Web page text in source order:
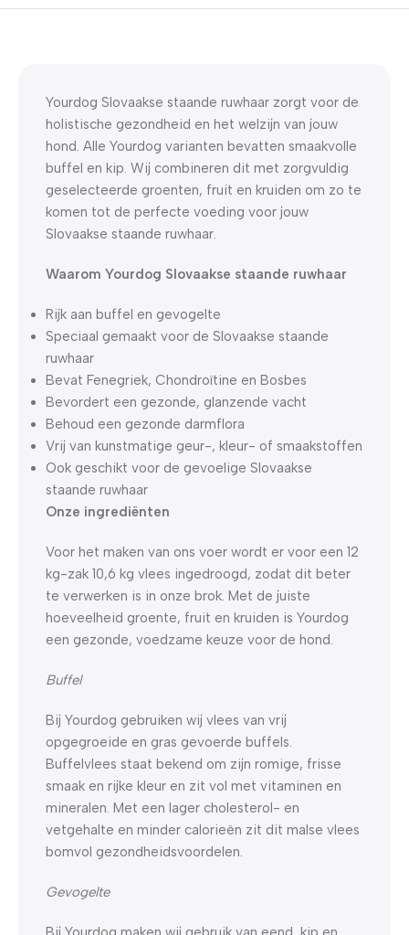
5% korting met code
Yourdog Slovaakse staande ruwhaar zorgt voor de
holistische gezondheid en het welzijn van jouw
hond. Alle Yourdog varianten bevatten smaakvolle
buffel en kip. Wij combineren dit met zorgvuldig
geselecteerde groenten, fruit en kruiden om zo te
komen tot de perfecte voeding voor jouw
Slovaakse staande ruwhaar.
Waarom Yourdog Slovaakse staande ruwhaar
Rijk aan buffel en gevogelte
Speciaal gemaakt voor de Slovaakse staande
ruwhaar
Bevat Fenegriek, Chondroïtine en Bosbes
Bevordert een gezonde, glanzende vacht
Behoud een gezonde darmflora
Vrij van kunstmatige geur-, kleur- of smaakstoffen
Ook geschikt voor de gevoelige Slovaakse
staande ruwhaar
Onze ingrediënten
Voor het maken van ons voer wordt er voor een 12
kg-zak 10,6 kg vlees ingedroogd, zodat dit beter
te verwerken is in onze brok. Met de juiste
hoeveelheid groente, fruit en kruiden is Yourdog
een gezonde, voedzame keuze voor de hond.
Buffel
Bij Yourdog gebruiken wij vlees van vrij
opgegroeide en gras gevoerde buffels.
Buffelvlees staat bekend om zijn romige, frisse
smaak en rijke kleur en zit vol met vitaminen en
mineralen. Met een lager cholesterol- en
vetgehalte en minder calorieën zit dit malse vlees
bomvol gezondheidsvoordelen.
Gevogelte